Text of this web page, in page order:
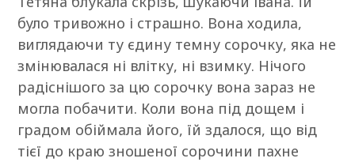
було тривожно і страшно. Вона ходила,
виглядаючи ту єдину темну сорочку, яка не
змінювалася ні влітку, ні взимку. Нічого
радіснішого за цю сорочку вона зараз не
могла побачити. Коли вона під дощем і
градом обіймала його, їй здалося, що від
тієї до краю зношеної сорочини пахне